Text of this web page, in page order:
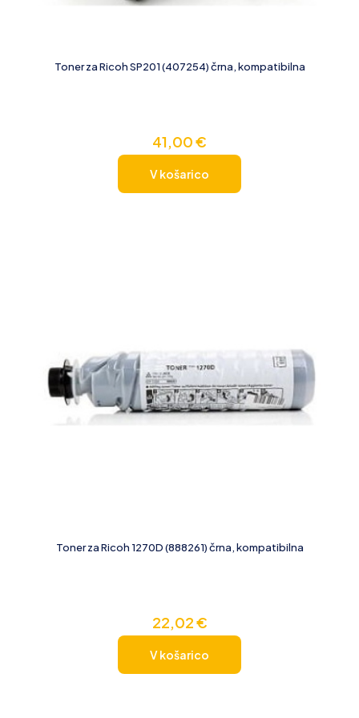
Toner za Ricoh SP201 (407254) črna, kompatibilna
41,00€
V košarico
Toner za Ricoh 1270D (888261) črna, kompatibilna
22,02€
V košarico